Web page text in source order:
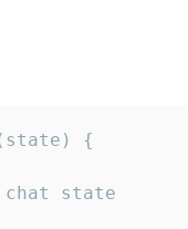
{
state